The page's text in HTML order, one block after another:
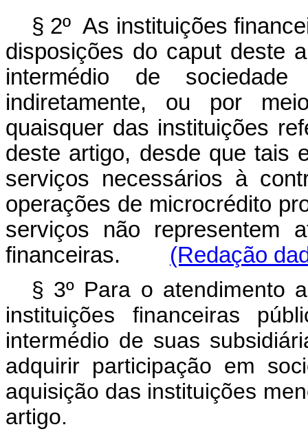
§ 2º As instituições
disposições do caput deste
intermédio de
indiretamente, ou por
quaisquer das instituições
deste artigo, desde que tais
serviços necessários à
operações de microcrédito
serviços não representem
financeiras.
(Redação
§ 3º Para o atendimento
instituições financeiras
intermédio de suas
adquirir participação em
aquisição das instituições
artigo.